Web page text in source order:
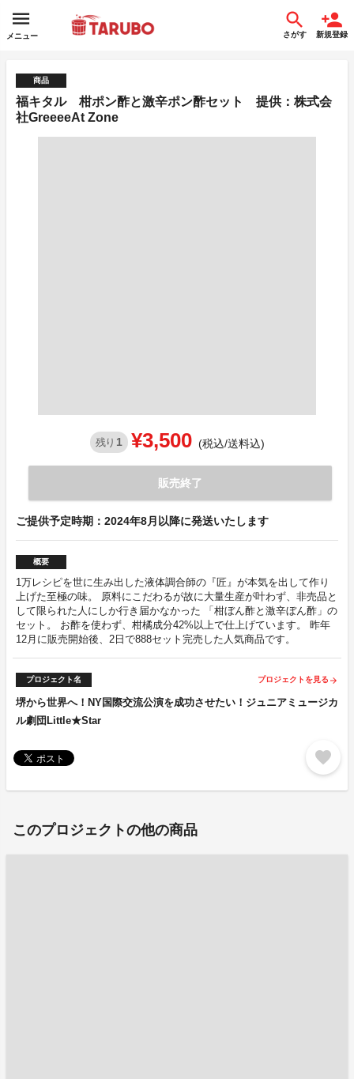
メニュー さがす 新規登録
商品
福キタル 柑ポン酢と激辛ポン酢セット 提供：株式会
社GreeeeAt Zone
残り 1 ¥3,500 (税込/送料込)
販売終了
ご提供予定時期：2024年8月以降に発送いたします
概要
1万レシピを世に生み出した液体調合師の『匠』が本気を出して作り
上げた至極の味。 原料にこだわるが故に大量生産が叶わず、非売品と
して限られた人にしか行き届かなかった 「柑ぼん酢と激辛ぼん酢」の
セット。 お酢を使わず、柑橘成分42%以上で仕上げています。 昨年
12月に販売開始後、2日で888セット完売した人気商品です。
プロジェクト名 プロジェクトを見る arrow_forward
堺から世界へ！NY国際交流公演を成功させたい！ジュニアミュージカ
ル劇団Little★Star
favorite
このプロジェクトの他の商品